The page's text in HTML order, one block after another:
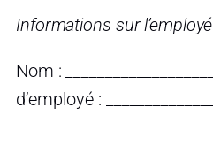
Informations sur
Nom :
d’employé :